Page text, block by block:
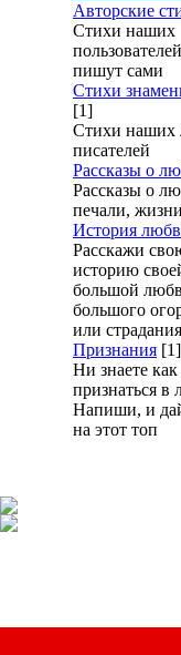
Авторские
Стихи наших
пишут сами
Стихи
[1]
Стихи
писателей
Рассказы о
Рассказы о
печали, жизни
История
Расскажи
историю
большой
большого
или страдания
Признания [1]
Ни знаете как
признаться в
Напиши, и
на этот топ